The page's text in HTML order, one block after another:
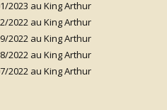
2023 au King Arthur
2022 au King Arthur
2022 au King Arthur
2022 au King Arthur
2022 au King Arthur